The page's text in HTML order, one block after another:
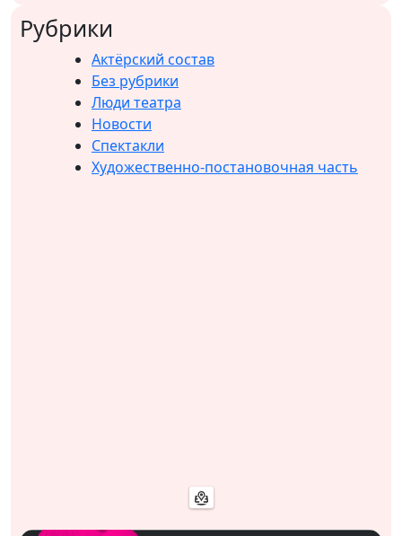
Рубрики
Актёрский состав
Без рубрики
Люди театра
Новости
Спектакли
Художественно-постановочная часть